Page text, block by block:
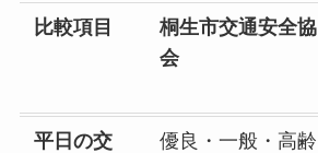
比較項目
桐生市交通安全協
会
平日の交
優良・一般・高齢